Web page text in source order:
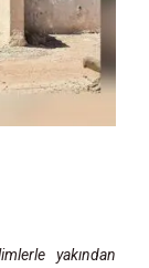
yakından